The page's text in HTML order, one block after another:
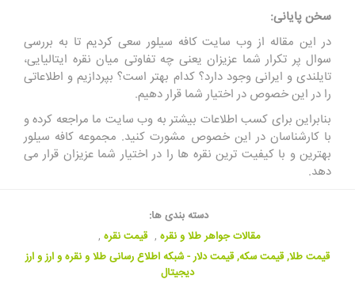
سخن پایانی:
در این مقاله از وب سایت کافه سیلور سعی کردیم تا به بررسی
سوال پر تکرار شما عزیزان یعنی چه تفاوتی میان نقره ایتالیایی،
تایلندی و ایرانی وجود دارد؟ کدام بهتر است؟ بپردازیم و اطلاعاتی
را در این خصوص در اختیار شما قرار دهیم.
بنابراین برای کسب اطلاعات بیشتر به وب سایت ما مراجعه کرده و
با کارشناسان در این خصوص مشورت کنید. مجموعه کافه سیلور
بهترین و با کیفیت ترین نقره ها را در اختیار شما عزیزان قرار می
دهد.
دسته بندی ها:
مقالات جواهر طلا و نقره , قیمت نقره ,
قیمت طلا, قیمت سکه, قیمت دلار - شبکه اطلاع رسانی طلا و نقره و ارز و ارز
دیجیتال